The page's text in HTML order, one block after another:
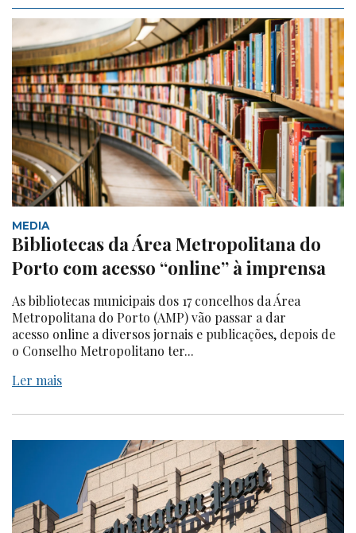
MEDIA
Bibliotecas da Área Metropolitana do
Porto com acesso “online” à imprensa
As bibliotecas municipais dos 17 concelhos da Área
Metropolitana do Porto (AMP) vão passar a dar
acesso online a diversos jornais e publicações, depois de
o Conselho Metropolitano ter...
Ler mais